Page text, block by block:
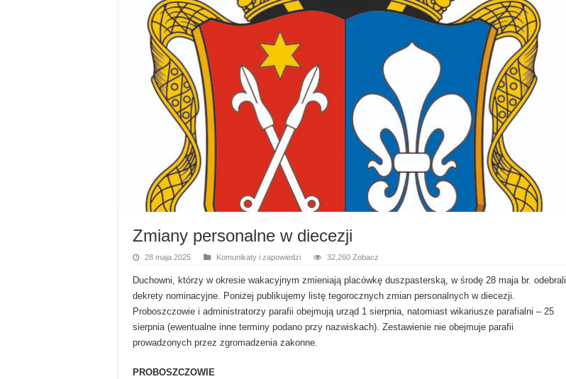
Zmiany personalne w diecezji
28 maja 2025 Komunikaty i zapowiedzi 32,260 Zobacz
Duchowni, którzy w okresie wakacyjnym zmieniają placówkę duszpasterską, w środę 28 maja br. odebrali
dekrety nominacyjne. Poniżej publikujemy listę tegorocznych zmian personalnych w diecezji.
Proboszczowie i administratorzy parafii obejmują urząd 1 sierpnia, natomiast wikariusze parafialni – 25
sierpnia (ewentualne inne terminy podano przy nazwiskach). Zestawienie nie obejmuje parafii
prowadzonych przez zgromadzenia zakonne.
PROBOSZCZOWIE